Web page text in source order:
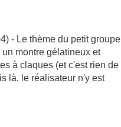
- Le thème du petit groupe
montre gélatineux et
à claques (et c'est rien de
là, le réalisateur n'y est